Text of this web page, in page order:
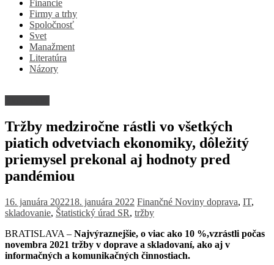
Financie
Firmy a trhy
Spoločnosť
Svet
Manažment
Literatúra
Názory
Tržby medziročne rástli vo všetkých
piatich odvetviach ekonomiky, dôležitý
priemysel prekonal aj hodnoty pred
pandémiou
16. januára 202218. januára 2022 Finančné Noviny doprava, IT,
skladovanie, Štatistický úrad SR, tržby
BRATISLAVA – Najvýraznejšie, o viac ako 10 %,vzrástli počas
novembra 2021 tržby v doprave a skladovaní, ako aj v
informačných a komunikačných činnostiach.